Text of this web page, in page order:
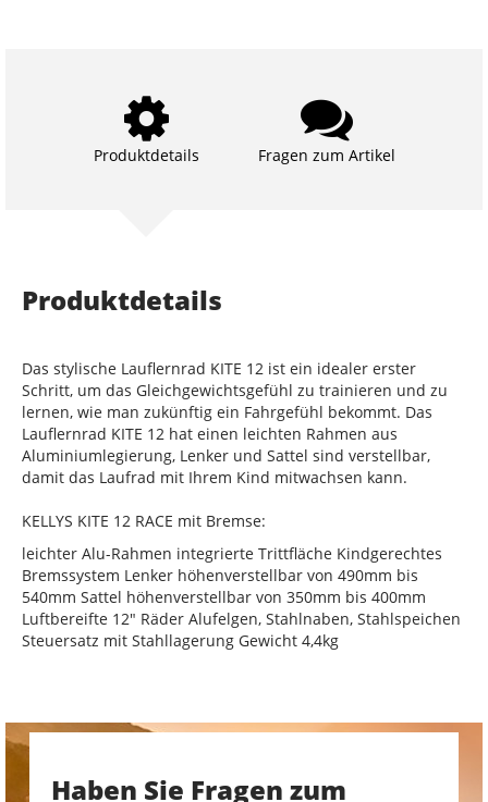
Produktdetails Fragen zum Artikel
Produktdetails
Das stylische Lauflernrad KITE 12 ist ein idealer erster
Schritt, um das Gleichgewichtsgefühl zu trainieren und zu
lernen, wie man zukünftig ein Fahrgefühl bekommt. Das
Lauflernrad KITE 12 hat einen leichten Rahmen aus
Aluminiumlegierung, Lenker und Sattel sind verstellbar,
damit das Laufrad mit Ihrem Kind mitwachsen kann.
KELLYS KITE 12 RACE mit Bremse:
leichter Alu-Rahmen integrierte Trittfläche Kindgerechtes
Bremssystem Lenker höhenverstellbar von 490mm bis
540mm Sattel höhenverstellbar von 350mm bis 400mm
Luftbereifte 12" Räder Alufelgen, Stahlnaben, Stahlspeichen
Steuersatz mit Stahllagerung Gewicht 4,4kg
Haben Sie Fragen zum